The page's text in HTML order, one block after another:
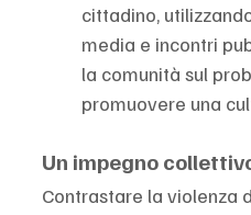
cittadino,
media e incontri
la comunità sul
promuovere una
Un impegno
Contrastare la violenza